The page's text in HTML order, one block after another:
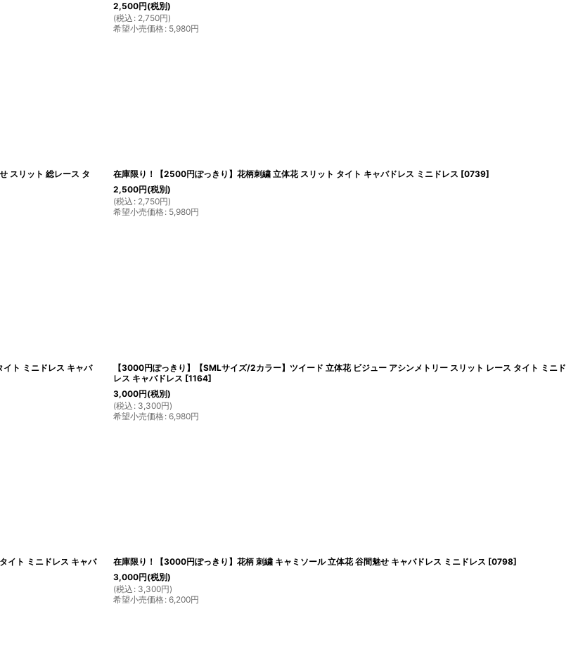
2,500円(税別)
(税込 : 2,750円)
希望小売価格: 5,980円
スリット 総レース タ
在庫限り！【2500円ぽっきり】花柄刺繍 立体花 スリット タイト キャバドレス ミニドレス [0739]
2,500円(税別)
(税込 : 2,750円)
希望小売価格: 5,980円
ト ミニドレス キャバ
【3000円ぽっきり】【SMLサイズ/2カラー】ツイード 立体花 ビジュー アシンメトリー スリット レース タイト ミニド
レス キャバドレス [1164]
3,000円(税別)
(税込 : 3,300円)
希望小売価格: 6,980円
イト ミニドレス キャバ
在庫限り！【3000円ぽっきり】花柄 刺繍 キャミソール 立体花 谷間魅せ キャバドレス ミニドレス [0798]
3,000円(税別)
(税込 : 3,300円)
希望小売価格: 6,200円